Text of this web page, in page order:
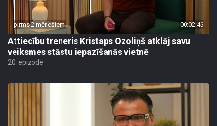
pirms 2 mēnešiem 00:02:46
Attiecību treneris Kristaps Ozoliņš atklāj savu
veiksmes stāstu iepazīšanās vietnē
20. epizode